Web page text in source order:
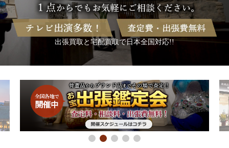
出張買取と宅配買取で日本全国対応!!